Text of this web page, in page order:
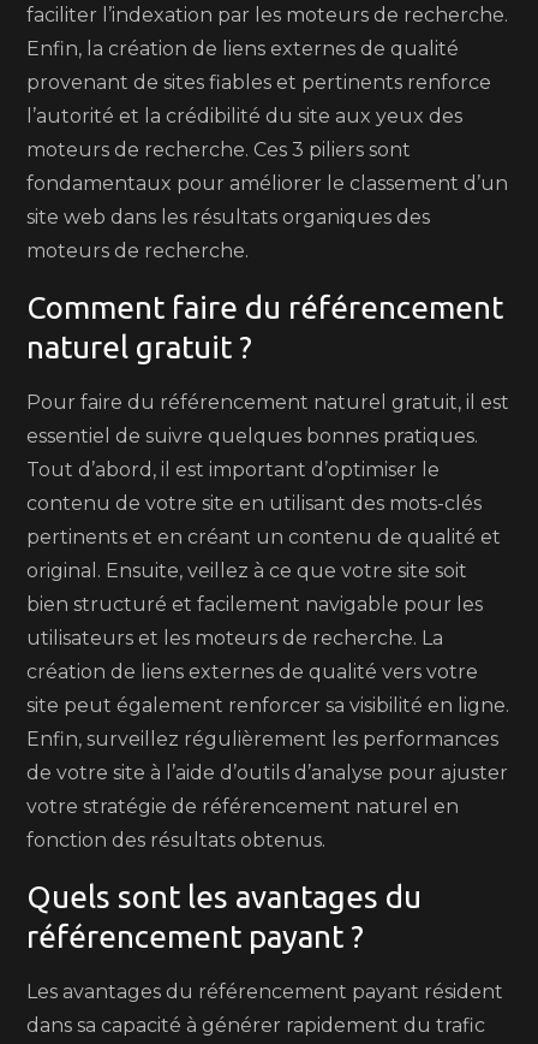
faciliter l’indexation par les moteurs de recherche.
Enfin, la création de liens externes de qualité
provenant de sites fiables et pertinents renforce
l’autorité et la crédibilité du site aux yeux des
moteurs de recherche. Ces 3 piliers sont
fondamentaux pour améliorer le classement d’un
site web dans les résultats organiques des
moteurs de recherche.
Comment faire du référencement
naturel gratuit ?
Pour faire du référencement naturel gratuit, il est
essentiel de suivre quelques bonnes pratiques.
Tout d’abord, il est important d’optimiser le
contenu de votre site en utilisant des mots-clés
pertinents et en créant un contenu de qualité et
original. Ensuite, veillez à ce que votre site soit
bien structuré et facilement navigable pour les
utilisateurs et les moteurs de recherche. La
création de liens externes de qualité vers votre
site peut également renforcer sa visibilité en ligne.
Enfin, surveillez régulièrement les performances
de votre site à l’aide d’outils d’analyse pour ajuster
votre stratégie de référencement naturel en
fonction des résultats obtenus.
Quels sont les avantages du
référencement payant ?
Les avantages du référencement payant résident
dans sa capacité à générer rapidement du trafic